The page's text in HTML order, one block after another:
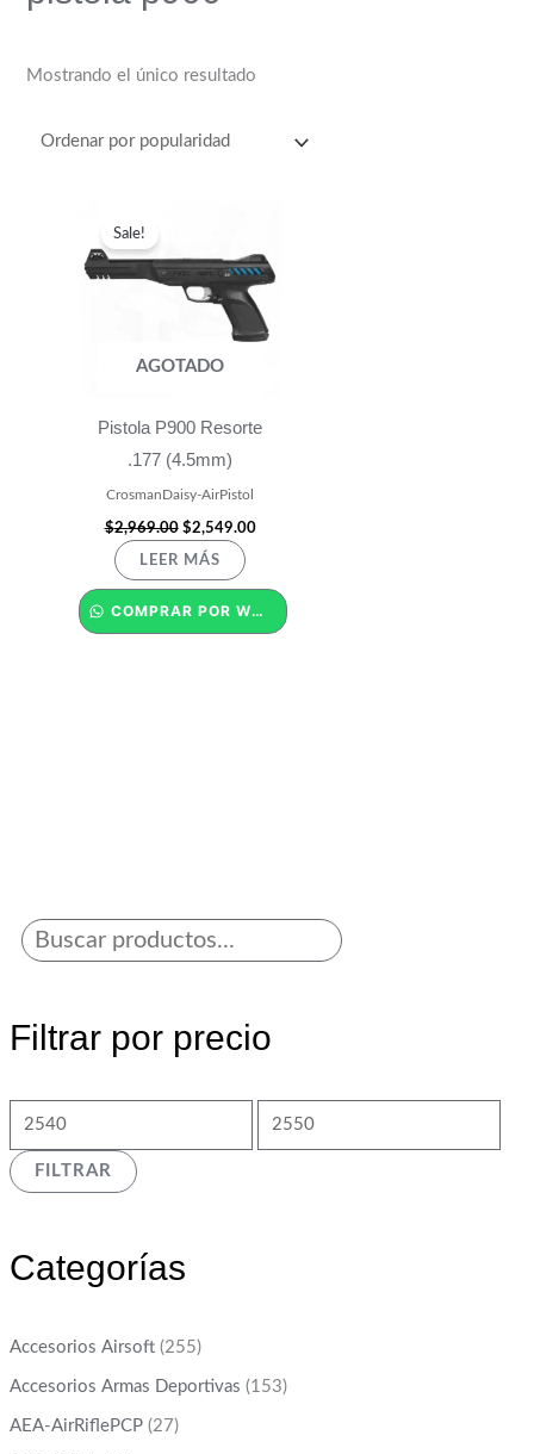
Filtrar por precio
FILTRAR
Categorías
Accesorios Airsoft (255)
Accesorios Armas Deportivas (153)
AEA-AirRiflePCP (27)
Mostrando el único resultado
AGOTADO
Sale!
Pistola P900 Resorte
.177 (4.5mm)
CrosmanDaisy-AirPistol
$2,969.00
$2,969.00.
$2,549.00
$2,549.00.
LEER MÁS
COMPRAR POR WHATSAPP